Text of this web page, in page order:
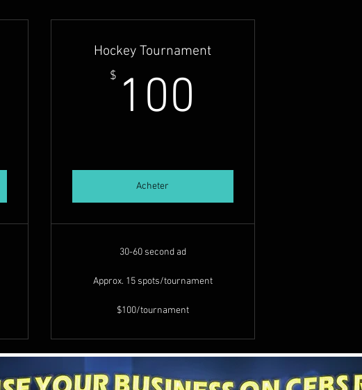
Hockey Tournament
$ 100
Acheter
30-60 second ad
Approx. 15 spots/tournament
$100/tournament